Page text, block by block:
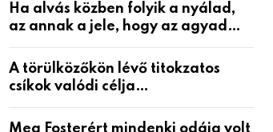
Ha alvás közben folyik a nyálad,
az annak a jele, hogy az agyad…
A törülközőkön lévő titokzatos
csíkok valódi célja…
Meg Fosterért mindenki odáig volt